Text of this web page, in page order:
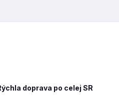
doprava po celej SR